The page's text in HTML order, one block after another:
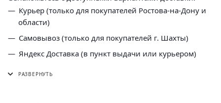
Курьер (только для покупателей Ростова-на-Дону и
области)
Самовывоз (только для покупателей г. Шахты)
Яндекс Доставка (в пункт выдачи или курьером)